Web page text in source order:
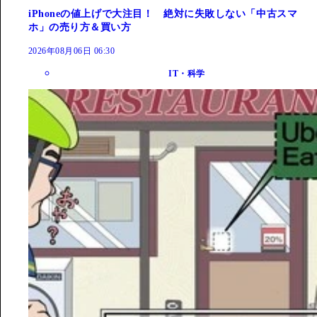
iPhoneの値上げで大注目！ 絶対に失敗しない「中古スマ
ホ」の売り方＆買い方
2026年08月06日 06:30
IT・科学